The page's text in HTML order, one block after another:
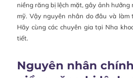
niềng răng bị lệch mặt, gây ảnh
mỹ. Vậy nguyên nhân do đâu và làm
Hãy cùng các chuyên gia tại Nha
tiết.
Nguyên nhân